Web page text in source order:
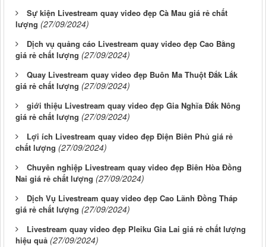
Sự kiện Livestream quay video đẹp Cà Mau giá rẻ chất
lượng (27/09/2024)
Dịch vụ quảng cáo Livestream quay video đẹp Cao Bằng
giá rẻ chất lượng (27/09/2024)
Quay Livestream quay video đẹp Buôn Ma Thuột Đắk Lắk
giá rẻ chất lượng (27/09/2024)
giới thiệu Livestream quay video đẹp Gia Nghĩa Đắk Nông
giá rẻ chất lượng (27/09/2024)
Lợi ích Livestream quay video đẹp Điện Biên Phủ giá rẻ
chất lượng (27/09/2024)
Chuyên nghiệp Livestream quay video đẹp Biên Hòa Đồng
Nai giá rẻ chất lượng (27/09/2024)
Dịch Vụ Livestream quay video đẹp Cao Lãnh Đồng Tháp
giá rẻ chất lượng (27/09/2024)
Livestream quay video đẹp Pleiku Gia Lai giá rẻ chất lượng
hiệu quả (27/09/2024)